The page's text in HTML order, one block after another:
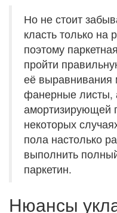
Но не стоит
класть только на
поэтому
пройти
её выравнивания
фанерные листы,
амортизирующей
некоторых
пола настолько
выполнить
паркетин.
Нюансы